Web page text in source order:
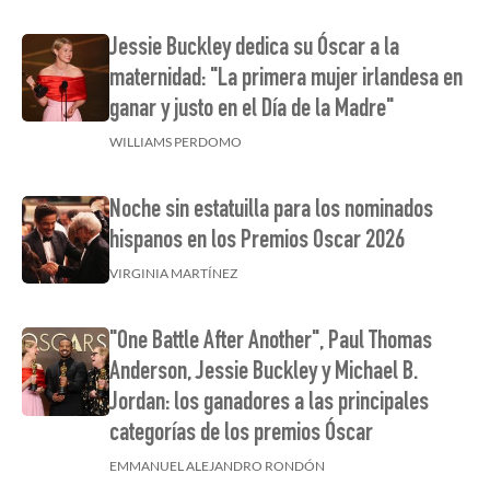
Jessie Buckley dedica su Óscar a la
maternidad: "La primera mujer irlandesa en
ganar y justo en el Día de la Madre"
WILLIAMS PERDOMO
Noche sin estatuilla para los nominados
hispanos en los Premios Oscar 2026
VIRGINIA MARTÍNEZ
"One Battle After Another", Paul Thomas
Anderson, Jessie Buckley y Michael B.
Jordan: los ganadores a las principales
categorías de los premios Óscar
EMMANUEL ALEJANDRO RONDÓN